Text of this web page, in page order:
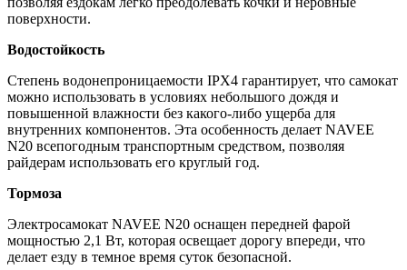
поверхности.
Водостойкость
Степень водонепроницаемости IPX4 гарантирует, что самокат
можно использовать в условиях небольшого дождя и
повышенной влажности без какого-либо ущерба для
внутренних компонентов. Эта особенность делает NAVEE
N20 всепогодным транспортным средством, позволяя
райдерам использовать его круглый год.
Тормоза
Электросамокат NAVEE N20 оснащен передней фарой
мощностью 2,1 Вт, которая освещает дорогу впереди, что
делает езду в темное время суток безопасной.